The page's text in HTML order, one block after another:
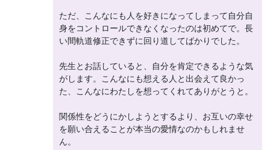
ただ、こんなにも人を好きになってしまって自分自
身をコントロールできなくなったのは初めてで。長
い間軌道修正できずに回り道してばかりでした。
先生とお話していると、自分を肯定できるような気
がします。こんなにも想える人と出会えて良かっ
た、こんなにわたしを想ってくれてありがとうと。
関係性をどうにかしようとするより、お互いの幸せ
を願い合えることが本当の愛情なのかもしれませ
ん。